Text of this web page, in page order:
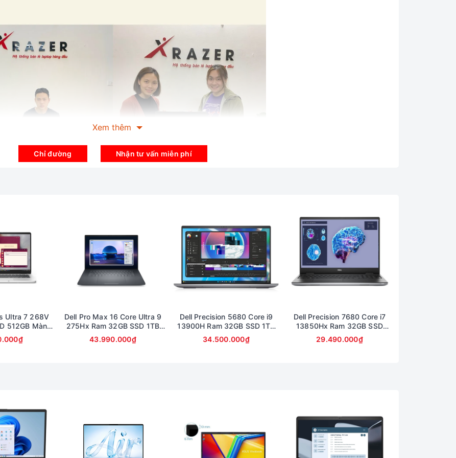
Xem thêm
Chỉ đường Nhận tư vấn miễn phí
Ultra 7 268V
512GB Màn
Touch
Dell Pro Max 16 Core Ultra 9
275Hx Ram 32GB SSD 1TB
Card RTX 1000 Màn 16inch
FullHD (bảo hành 6 tháng)
43.990.000₫
Dell Precision 5680 Core i9
13900H Ram 32GB SSD 1TB
Card A2000 Màn 16inch FullHD
34.500.000₫
Dell Precision 7680 Core i7
13850Hx Ram 32GB SSD
512GB Card A1000 6GB Màn
16inch FullHD
29.490.000₫